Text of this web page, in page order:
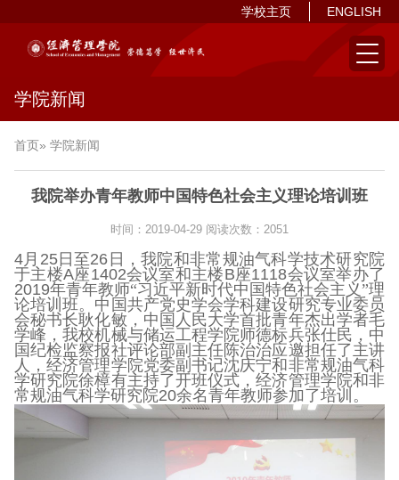
ENGLISH
学校主页
学院新闻
首页» 学院新闻
我院举办青年教师中国特色社会主义理论培训班
时间：2019-04-29 阅读次数： 2051
4 月 25日至26 日，我院和非常规油气科学技术研究院
于主楼A座1402会议室和主楼B座1118会议室举办了
2019年青年教师“习近平新时代中国特色社会主义”理
论培训班。中国共产党史学会学科建设研究专业委员
会秘书长耿化敏，中国人民大学首批青年杰出学者毛
学峰，我校机械与储运工程学院师德标兵张仕民，中
国纪检监察报社评论部副主任陈治治应邀担任了主讲
人，经济管理学院党委副书记沈庆宁和非常规油气科
学研究院徐樟有主持了开班仪式，经济管理学院和非
常规油气科学研究院20余名青年教师参加了培训。